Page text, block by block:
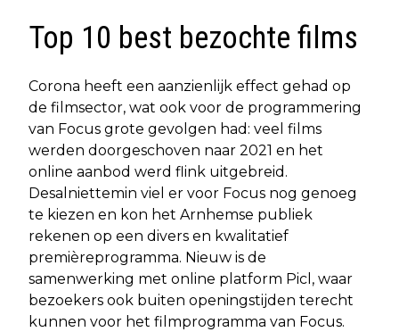
Top 10 best bezochte films
Corona heeft een aanzienlijk effect gehad op
de filmsector, wat ook voor de programmering
van Focus grote gevolgen had: veel films
werden doorgeschoven naar 2021 en het
online aanbod werd flink uitgebreid.
Desalniettemin viel er voor Focus nog genoeg
te kiezen en kon het Arnhemse publiek
rekenen op een divers en kwalitatief
premièreprogramma. Nieuw is de
samenwerking met online platform Picl, waar
bezoekers ook buiten openingstijden terecht
kunnen voor het filmprogramma van Focus.